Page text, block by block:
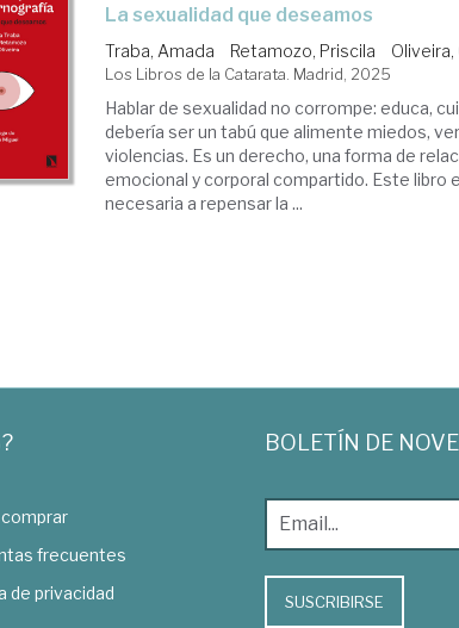
La sexualidad que deseamos
Traba, Amada Retamozo, Priscila Oliveira,
Los Libros de la Catarata. Madrid, 2025
Hablar de sexualidad no corrompe: educa,
debería ser un tabú que alimente miedos,
violencias. Es un derecho, una forma de
emocional y corporal compartido. Este libro
necesaria a repensar la ...
frecuentes
de privacidad
BOLETÍN DE
SUSCRIBIRSE